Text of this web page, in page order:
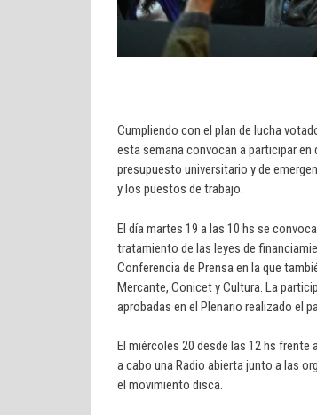
Cumpliendo con el plan de lucha
esta semana convocan a participar
presupuesto universitario y de
y los puestos de trabajo.
El día martes 19 a las 10 hs se
tratamiento de las leyes de
Conferencia de Prensa en la que
Mercante, Conicet y Cultura. La
aprobadas en el Plenario realizado el
El miércoles 20 desde las 12 hs
a cabo una Radio abierta junto a las
el movimiento disca.